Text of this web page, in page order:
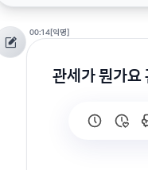
00:14[익명]
관세가 뭔가요